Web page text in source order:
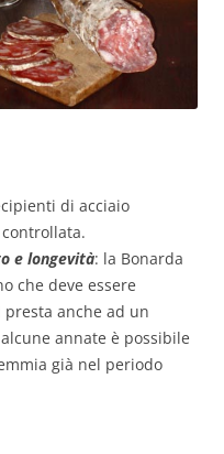
di acciaio
e longevità: la Bonarda
che deve essere
presta anche ad un
annate è possibile
già nel periodo